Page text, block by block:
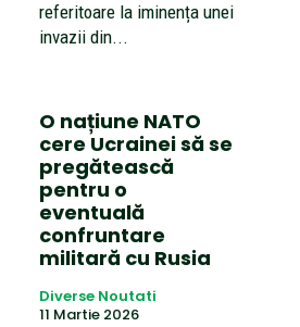
referitoare la iminența unei
invazii din...
O națiune NATO
cere Ucrainei să se
pregătească
pentru o
eventuală
confruntare
militară cu Rusia
Diverse Noutati
11 Martie 2026